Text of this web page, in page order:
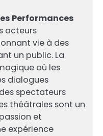
Performances
acteurs
vie à des
un public. La
où les
dialogues
spectateurs
théâtrales sont un
et
expérience